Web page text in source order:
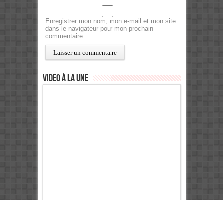
Enregistrer mon nom, mon e-mail et mon site
dans le navigateur pour mon prochain
commentaire.
Video à la Une